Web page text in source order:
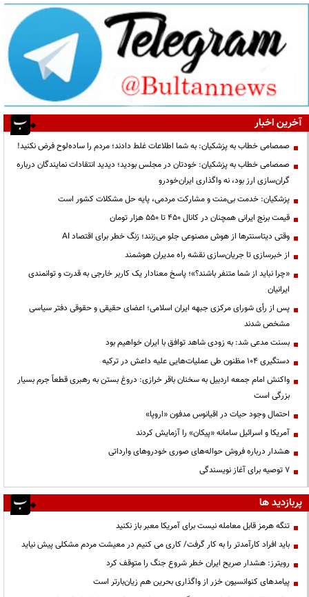
آخرین اخبار
صمصامی خطاب به پزشکیان: به شما اطلاعات غلط دادند؛ مردم را ساده‌لوح فرض نکنید!
صمصامی خطاب به پزشکیان: خودتان در مجلس بودید؛ دیدید انتقادات نمایندگان درباره
گران‌سازی ارز بود، نه واگذاری ایران‌خودرو
پزشکیان: خدمت بی‌منت و مشارکت مردمی، پایه حل مشکلات کشور است
قیمت‌ برنج ایرانی همچنان در کانال ۴۵۰ تا ۵۵۰ هزار تومان
وقتی دیتاسنترها از هوش مصنوعی جلو می‌زنند؛ زنگ خطر برای اقتصاد AI
از خبرسازی تا جریان‌سازی نقشه راه مدیران هوشمند
«چرا نباید از شما متنفر باشند؟»؛ پاسخ معنادار یک کاربر خارجی به قدرت و توانمندی
ایرانیان
پس از رأی شورای مرکزی جبهه ایران اسلامی؛ اعضای حقیقی و حقوقی دفتر سیاسی
مشخص شدند
بسنت مدعی شد: به زودی شاهد توافق با ایران خواهیم بود
دستگیری ۱۰۴ مظنون طی عملیات‌هایی علیه داعش در ترکیه
واکنش امام جمعه اردبیل به سخنان باقر خرازی: دروغ بستن به رهبری قطعاً جرم بسیار
بزرگی است
احتمال وجود حیات در اقیانوس مدفون «اروپا»
آمریکا و اسرائیل سامانه «پیکان» را آزمایش کردند
هشدار درباره فروش حواله‌های صوری خودروهای وارداتی
۷ توصیه برای آغاز نویسندگی
پربازدید ها
تنگه هرمز قابل معامله نیست برای آمریکا معبر باز نکنید
باید افراد کارآمدتر را به کار گرفت/ کاری می کنیم در معیشت مردم مشکلی پیش نیاید
رویترز: هشدار صریح ایران خطر شروع جنگ را متوقف کرد
پیامدهای کنوانسیون خزر از واگذاری بحرین هم زیان‌بارتر است